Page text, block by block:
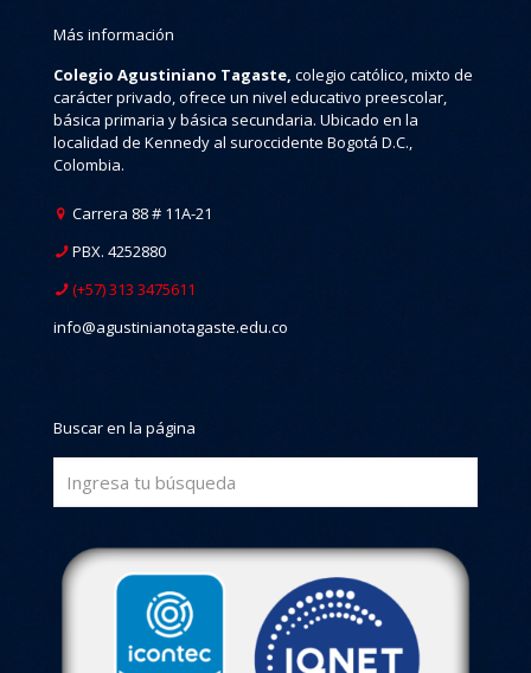
Más información
Colegio Agustiniano Tagaste, colegio católico, mixto de
carácter privado, ofrece un nivel educativo preescolar,
básica primaria y básica secundaria. Ubicado en la
localidad de Kennedy al suroccidente Bogotá D.C.,
Colombia.
Carrera 88 # 11A-21
PBX. 4252880
(+57) 313 3475611
info@agustinianotagaste.edu.co
Buscar en la página